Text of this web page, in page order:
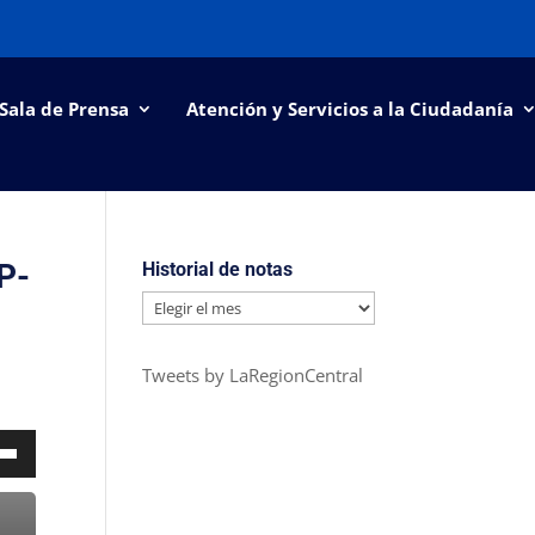
Sala de Prensa Atención y Servicios a la Ciudadanía
Historial de notas
Historial
notas
Tweets by LaRegionCentral